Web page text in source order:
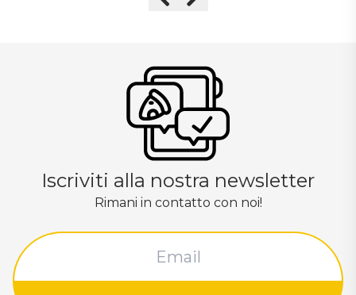
Iscriviti alla nostra newsletter
Rimani in contatto con noi!